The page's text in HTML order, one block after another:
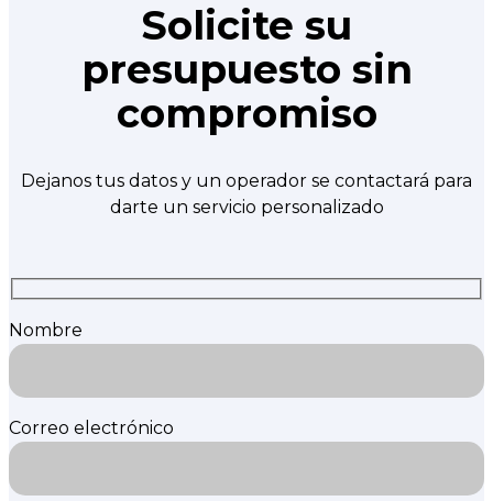
Solicite su
presupuesto sin
compromiso
Dejanos tus datos y un operador se contactará para
darte un servicio personalizado
Nombre
Correo electrónico